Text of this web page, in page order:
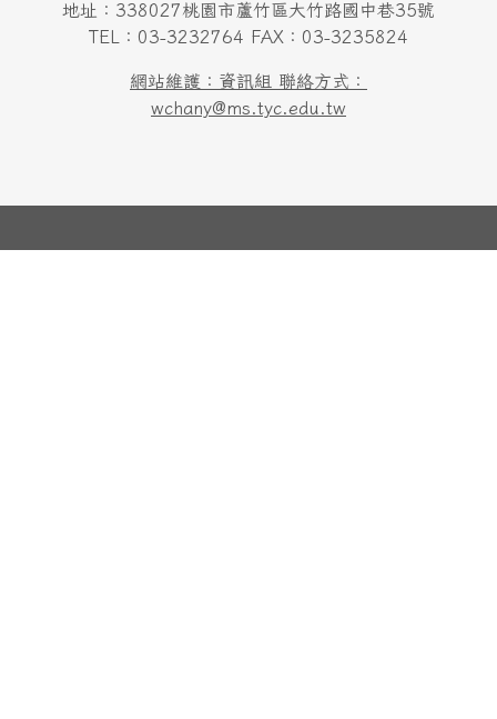
地址：338027桃園市蘆竹區大竹路國中巷35號
TEL：03-3232764 FAX：03-3235824
網站維護：資訊組 聯絡方式：
wchany@ms.tyc.edu.tw